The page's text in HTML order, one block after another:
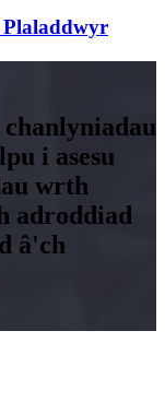
Plaladdwyr
i asesu
wrth
adroddiad
â'ch